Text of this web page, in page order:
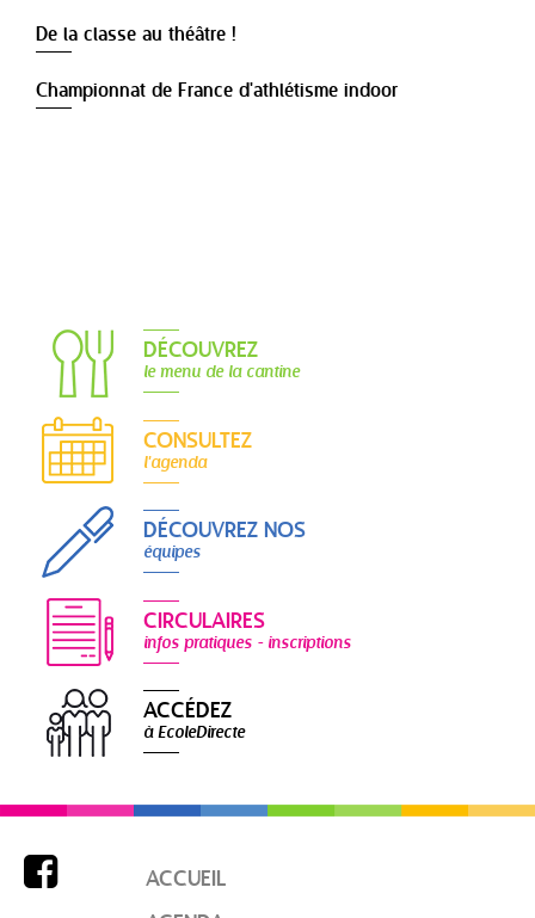
De la classe au théâtre !
Championnat de France d'athlétisme indoor
DÉCOUVREZ
le menu de la cantine
CONSULTEZ
l'agenda
DÉCOUVREZ NOS
équipes
CIRCULAIRES
infos pratiques - inscriptions
ACCÉDEZ
à EcoleDirecte

ACCUEIL